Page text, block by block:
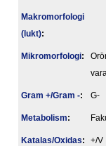
Makromorfologi
(lukt):
Mikromorfologi:
Gram +/Gram -: G-
Metabolism:
Katalas/Oxidas: +/V